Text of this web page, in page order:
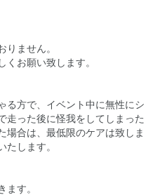
りません。
くお願い致します。
方で、イベント中に無性にシ
走った後に怪我をしてしまった
場合は、最低限のケアは致しま
たします。
ます。